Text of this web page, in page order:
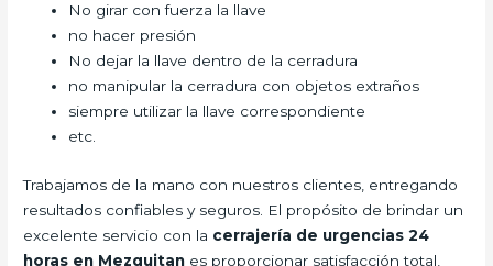
No girar con fuerza la llave
no hacer presión
No dejar la llave dentro de la cerradura
no manipular la cerradura con objetos extraños
siempre utilizar la llave correspondiente
etc.
Trabajamos de la mano con nuestros clientes, entregando
resultados confiables y seguros. El propósito de brindar un
excelente servicio con la cerrajería de urgencias 24
horas en Mezquitan es proporcionar satisfacción total,